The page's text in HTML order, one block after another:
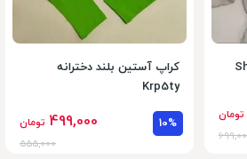
تومان
کراپ آستین بلند دخترانه
Krp5ty
10%
499,000 تومان
555,000